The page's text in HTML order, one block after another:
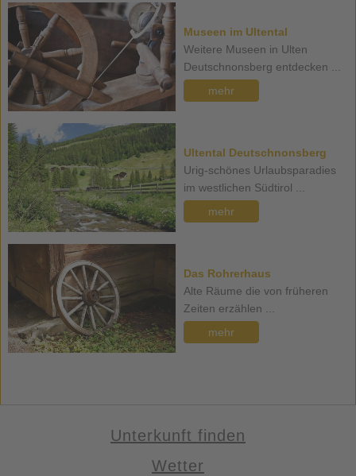
Museen im Ultental
Weitere Museen in Ulten
Deutschnonsberg entdecken ...
mehr
Ultental Deutschnonsberg
Urig-schönes Urlaubsparadies
im westlichen Südtirol ...
mehr
Das Rohrerhaus
Alte Räume die von früheren
Zeiten erzählen ...
mehr
Unterkunft finden
Wetter